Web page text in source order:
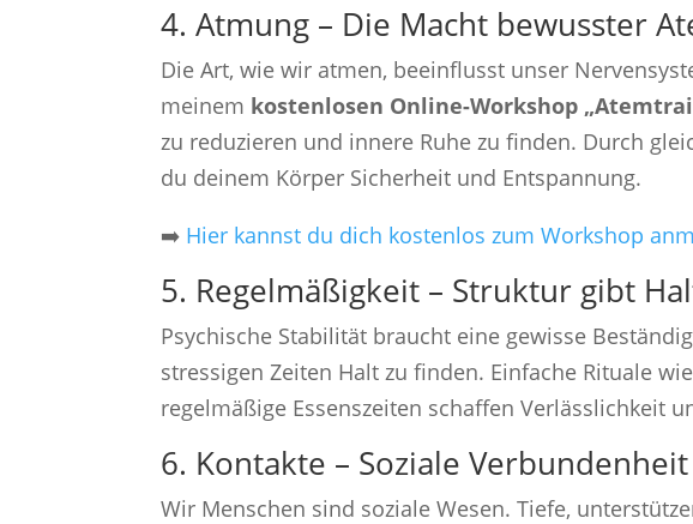
4. Atmung – Die Macht bewusster
Die Art, wie wir atmen, beeinflusst unser
meinem kostenlosen Online-Workshop
zu reduzieren und innere Ruhe zu finden. Durch
du deinem Körper Sicherheit und Entspannung.
➡️ Hier kannst du dich kostenlos zum Workshop
5. Regelmäßigkeit – Struktur gibt
Psychische Stabilität braucht eine gewisse
stressigen Zeiten Halt zu finden. Einfache Rituale
regelmäßige Essenszeiten schaffen Verlässlichkeit
6. Kontakte – Soziale
Wir Menschen sind soziale Wesen. Tiefe,